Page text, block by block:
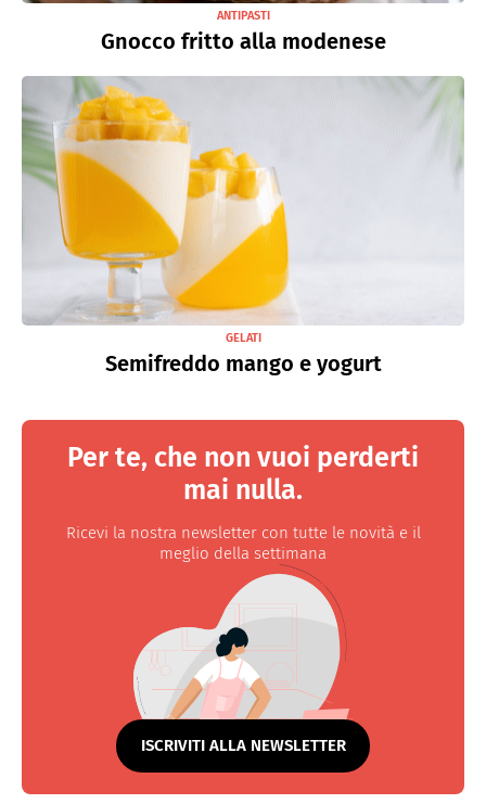
ANTIPASTI
Gnocco fritto alla modenese
GELATI
Semifreddo mango e yogurt
Per te, che non vuoi perderti
mai nulla.
Ricevi la nostra newsletter con tutte le novità e il
meglio della settimana
ISCRIVITI ALLA NEWSLETTER